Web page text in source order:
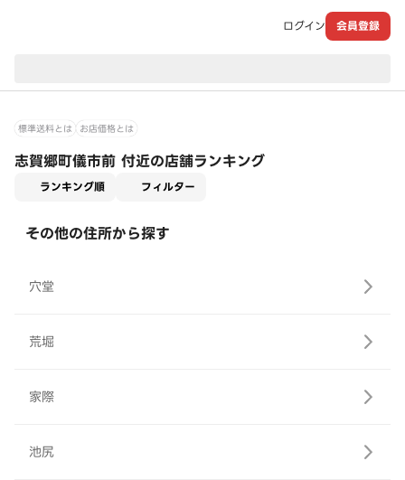
ログイン 会員登録
標準送料とは お店価格とは
志賀郷町儀市前 付近の店舗ランキング
ランキング順 フィルター
その他の住所から探す
穴堂
荒堀
家際
池尻